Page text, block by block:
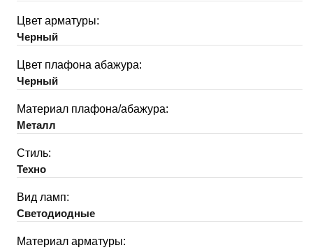
Цвет арматуры:
Черный
Цвет плафона абажура:
Черный
Материал плафона/абажура:
Металл
Стиль:
Техно
Вид ламп:
Светодиодные
Материал арматуры: